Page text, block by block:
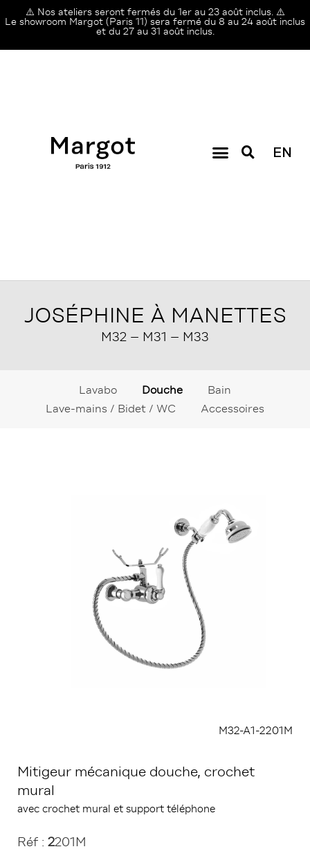
⚠️ Nos ateliers seront fermés du 1er au 23 août inclus. ⚠️
Le showroom Margot (Paris 11) sera fermé du 8 au 24 août inclus
et du 27 au 31 août inclus.
EN
JOSÉPHINE À MANETTES
M32 – M31 – M33
Lavabo Douche
Bain
Lave-mains / Bidet / WC
Accessoires
M32-A1-2201M
Mitigeur mécanique douche, crochet
mural
avec crochet mural et support téléphone
Réf : 2201M